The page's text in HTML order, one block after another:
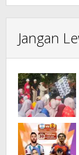
Jangan